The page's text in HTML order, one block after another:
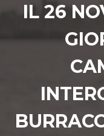
IL 26